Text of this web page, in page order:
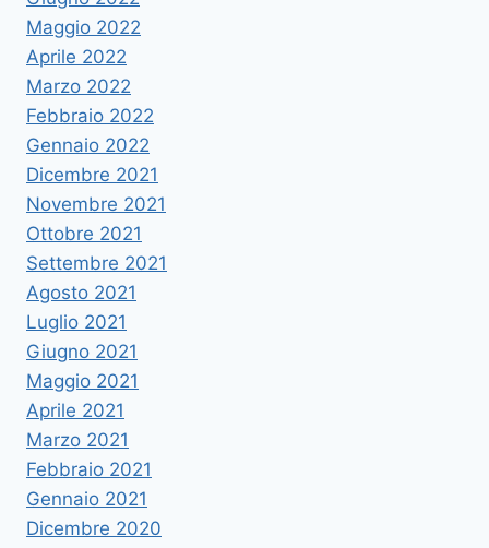
Maggio 2022
Aprile 2022
Marzo 2022
Febbraio 2022
Gennaio 2022
Dicembre 2021
Novembre 2021
Ottobre 2021
Settembre 2021
Agosto 2021
Luglio 2021
Giugno 2021
Maggio 2021
Aprile 2021
Marzo 2021
Febbraio 2021
Gennaio 2021
Dicembre 2020